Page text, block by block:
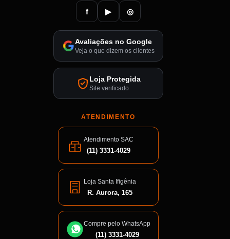
f ▶ ◎
Avaliações no Google
Veja o que dizem os clientes
Loja Protegida
Site verificado
ATENDIMENTO
Atendimento SAC
(11) 3331-4029
Loja Santa Ifigênia
R. Aurora, 165
Compre pelo WhatsApp
(11) 3331-4029